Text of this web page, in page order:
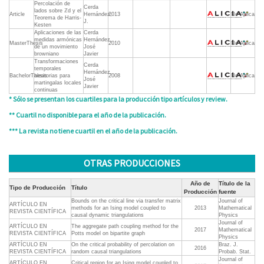
Article
Percolación de
lados sobre ℤd y el
Teorema de Harris-
Kesten
Cerda
Hernández,
J.
2013 No Aplica
MasterThesis
Aplicaciones de las
medidas armónicas
de un movimiento
browniano
Cerda
Hernández,
José
Javier
2010 No Aplica
BachelorThesis
Transformaciones
temporales
aleatorias para
martingalas locales
continuas
Cerda
Hernández,
José
Javier
2008 No Aplica
* Sólo se presentan los cuartiles para la producción tipo artículos y review.
** Cuartil no disponible para el año de la publicación.
*** La revista no tiene cuartil en el año de la publicación.
OTRAS PRODUCCIONES
Tipo de Producción Título
Año de
Producción
Título de la
fuente
ARTÍCULO EN
REVISTA CIENTÍFICA
Bounds on the critical line via transfer matrix
methods for an Ising model coupled to
causal dynamic triangulations
2013
Journal of
Mathematical
Physics
ARTÍCULO EN
REVISTA CIENTÍFICA
The aggregate path coupling method for the
Potts model on bipartite graph
2017
Journal of
Mathematical
Physics
ARTÍCULO EN
REVISTA CIENTÍFICA
On the critical probability of percolation on
random causal triangulations
2016
Braz. J.
Probab. Stat.
ARTÍCULO EN
Critical region for an Ising model coupled to
Journal of